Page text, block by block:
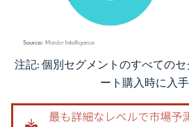
画像 © Mordor Intelligence。再利用にはCC
注記: 個別セグメントのすべての
ート購入時に入